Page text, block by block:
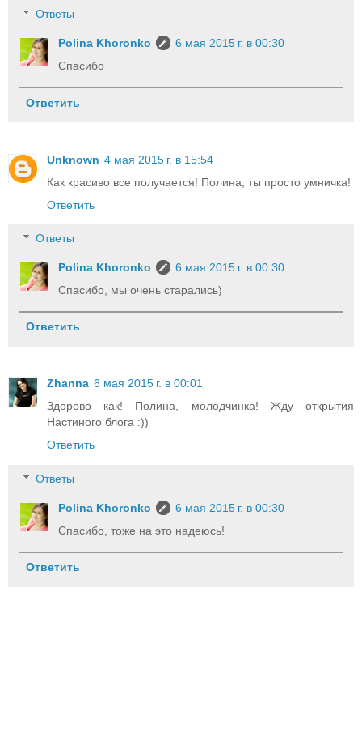
Ответы
Polina Khoronko
6 мая 2015 г. в 00:30
Спасибо
Ответить
Unknown 4 мая 2015 г. в 15:54
Как красиво все получается! Полина, ты просто умничка!
Ответить
Ответы
Polina Khoronko
6 мая 2015 г. в 00:30
Спасибо, мы очень старались)
Ответить
Zhanna 6 мая 2015 г. в 00:01
Здорово как! Полина, молодчинка! Жду открытия
Настиного блога :))
Ответить
Ответы
Polina Khoronko
6 мая 2015 г. в 00:30
Спасибо, тоже на это надеюсь!
Ответить